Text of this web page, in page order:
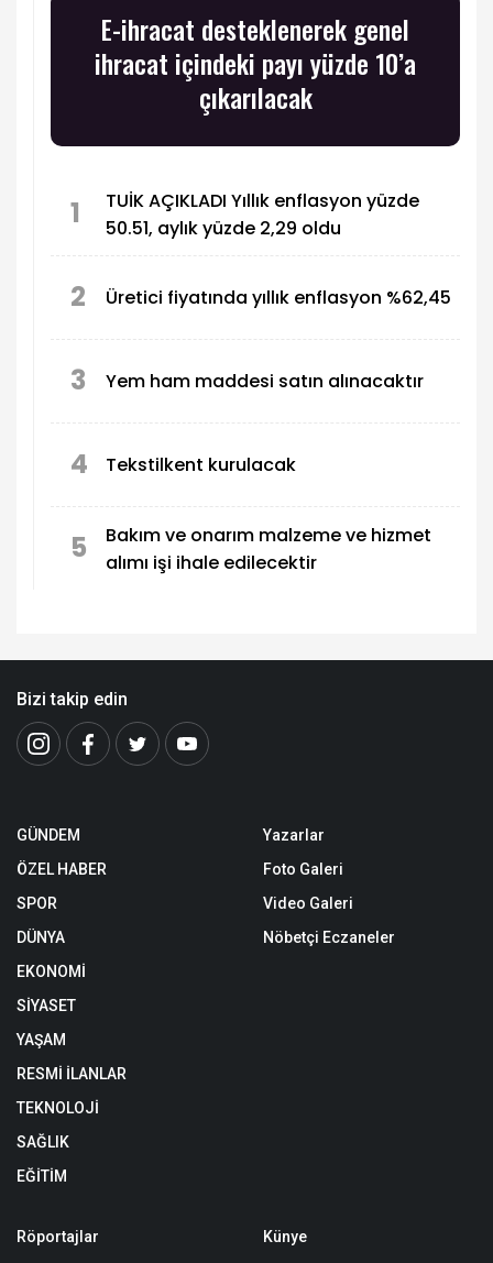
E-ihracat desteklenerek genel
ihracat içindeki payı yüzde 10’a
çıkarılacak
1
TUİK AÇIKLADI Yıllık enflasyon yüzde
50.51, aylık yüzde 2,29 oldu
2 Üretici fiyatında yıllık enflasyon %62,45
3 Yem ham maddesi satın alınacaktır
4 Tekstilkent kurulacak
5
Bakım ve onarım malzeme ve hizmet
alımı işi ihale edilecektir
Bizi takip edin
GÜNDEM
ÖZEL HABER
SPOR
DÜNYA
EKONOMİ
SİYASET
YAŞAM
RESMİ İLANLAR
TEKNOLOJİ
SAĞLIK
EĞİTİM
Yazarlar
Foto Galeri
Video Galeri
Nöbetçi Eczaneler
Röportajlar
Künye